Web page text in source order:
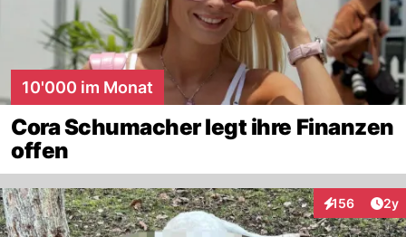
sie nicht mit Nutzlosigkeit.
10'000 im Monat
Cora Schumacher legt ihre Finanzen
offen
156
Interaktionen
2y